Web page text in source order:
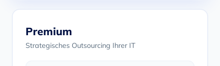
Premium
Strategisches Outsourcing Ihrer IT